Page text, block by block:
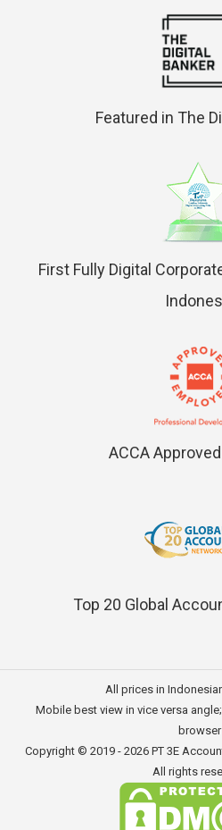
Featured in The
First Fully Digital
ACCA
Top 20 Global
All prices in
Mobile best view in vice versa
browser
Copyright © 2019 - 2026 PT 3E
All rights